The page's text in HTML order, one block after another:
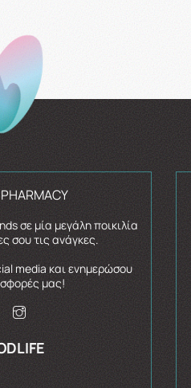
σε μία μεγάλη ποικιλία
σου τις ανάγκες.
media και ενημερώσου
μας!